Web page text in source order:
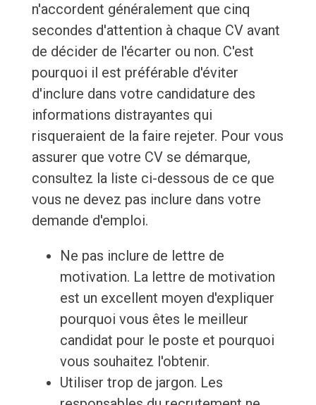
n'accordent généralement que cinq
secondes d'attention à chaque CV avant
de décider de l'écarter ou non. C'est
pourquoi il est préférable d'éviter
d'inclure dans votre candidature des
informations distrayantes qui
risqueraient de la faire rejeter. Pour vous
assurer que votre CV se démarque,
consultez la liste ci-dessous de ce que
vous ne devez pas inclure dans votre
demande d'emploi.
Ne pas inclure de lettre de
motivation. La lettre de motivation
est un excellent moyen d'expliquer
pourquoi vous êtes le meilleur
candidat pour le poste et pourquoi
vous souhaitez l'obtenir.
Utiliser trop de jargon. Les